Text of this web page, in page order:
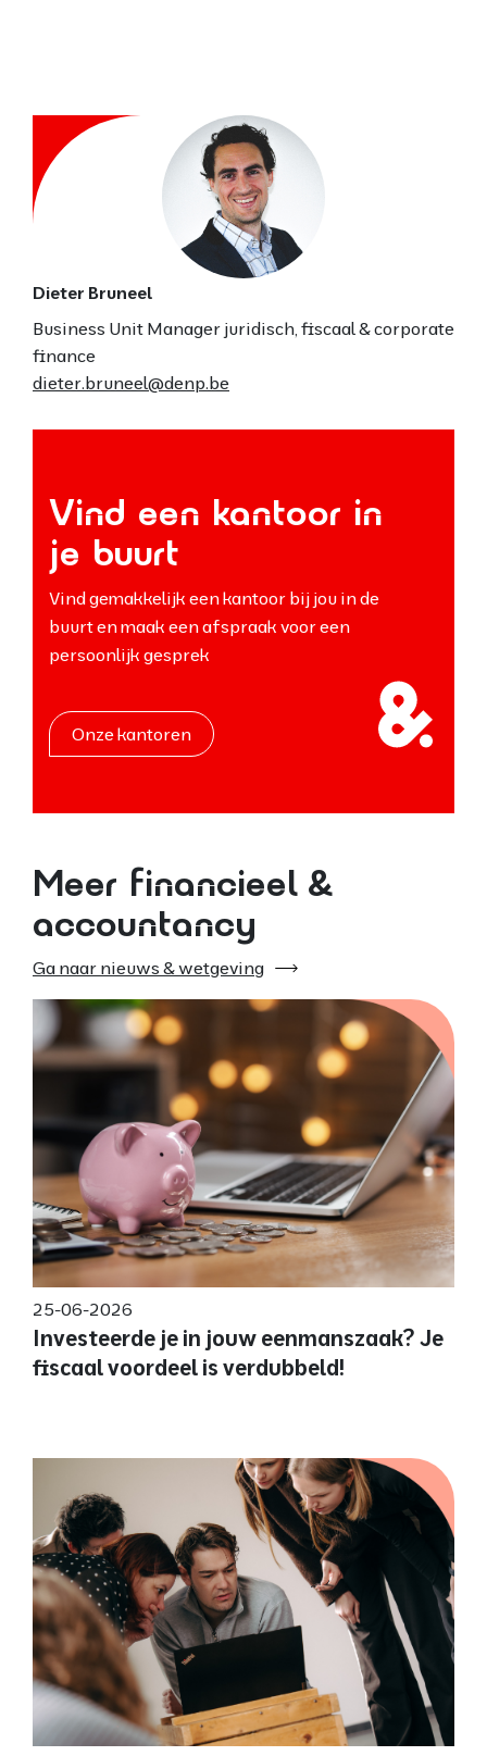
Dieter Bruneel
Business Unit Manager juridisch, fiscaal & corporate
finance
dieter.bruneel@denp.be
Vind een kantoor in
je buurt
Vind gemakkelijk een kantoor bij jou in de
buurt en maak een afspraak voor een
persoonlijk gesprek
Onze kantoren
Meer financieel &
accountancy
Ga naar nieuws & wetgeving
25-06-2026
Investeerde je in jouw eenmanszaak? Je
fiscaal voordeel is verdubbeld!